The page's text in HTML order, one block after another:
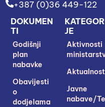
+387 (0)36 449-122
JE
Aktivnosti
Javne
nabave/
DOKUMEN
TI
Godišnji
plan
nabavke
Obavijesti
o
dodjelama